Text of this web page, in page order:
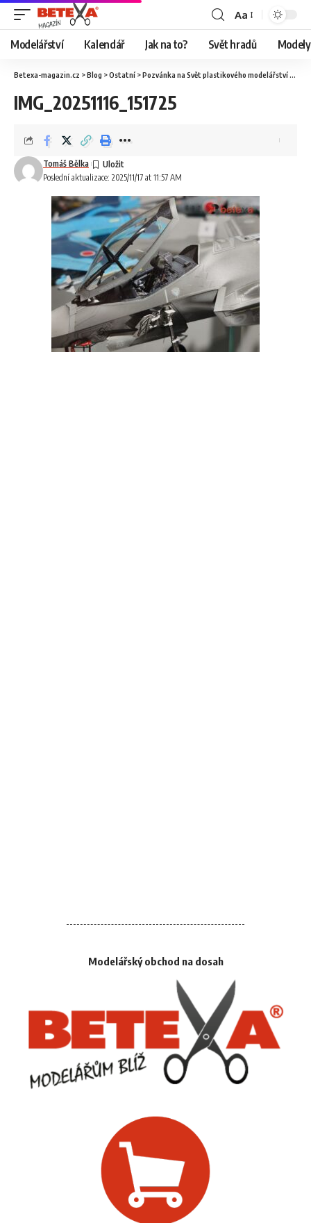
Aa
Modelářství Kalendář Jak na to? Svět hradů
Betexa-magazin.cz >Blog >Ostatní >Pozvánka na Svět plastikového modelářství
IMG_20251116_151725
Poslední aktualizace: 2025/11/17 at 11:57 AM
Tomáš Bělka
Modelářský obchod na dosah